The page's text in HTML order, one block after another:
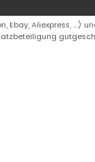
Ebay, Aliexpress,